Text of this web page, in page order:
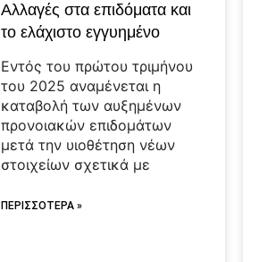
Αλλαγές στα επιδόματα και
το ελάχιστο εγγυημένο
Εντός του πρώτου τριμήνου
του 2025 αναμένεται η
καταβολή των αυξημένων
προνοιακών επιδομάτων
μετά την υιοθέτηση νέων
στοιχείων σχετικά με
ΠΕΡΙΣΣΟΤΕΡΑ »